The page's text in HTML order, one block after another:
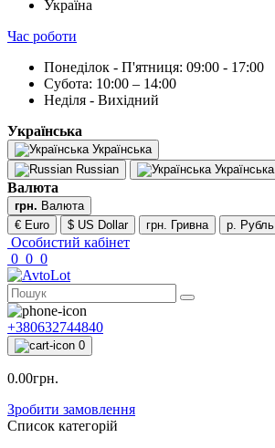
Українa
Час роботи
Понеділок - П'ятниця: 09:00 - 17:00
Субота: 10:00 – 14:00
Неділя - Вихідний
Українська
Українська
Russian
Українська
Валюта
грн. Валюта
€ Euro
$ US Dollar грн. Гривна р. Рубль
Особистий кабінет
0 0 0
+380632744840
0
0.00грн.
Зробити замовлення
Список категорій